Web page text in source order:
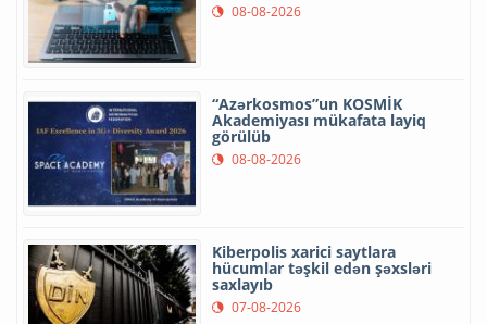
08-08-2026
“Azərkosmos”un KOSMİK
Akademiyası mükafata layiq
görülüb
08-08-2026
Kiberpolis xarici saytlara
hücumlar təşkil edən şəxsləri
saxlayıb
07-08-2026